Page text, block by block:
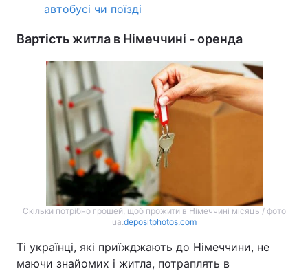
Відео з Youtube Статті
Інтерв'ю Думки
Архів Вакансії
Контакти
Послуги
автобусі чи поїзді
Вартість житла в Німеччині - оренда
Скільки потрібно грошей, щоб прожити в Німеччині місяць / фото
ua.depositphotos.com
Ті українці, які приїжджають до Німеччини, не
маючи знайомих і житла, потраплять в